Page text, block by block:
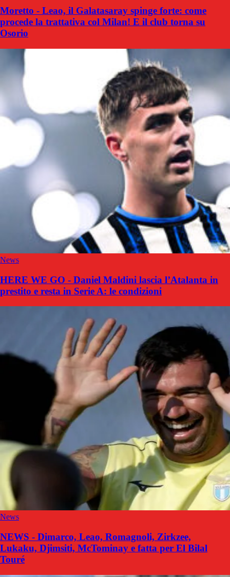
Moretto - Leao, il Galatasaray spinge forte: come
procede la trattativa col Milan! E il club torna su
Osorio
News
HERE WE GO - Daniel Maldini lascia l’Atalanta in
prestito e resta in Serie A: le condizioni
News
NEWS - Dimarco, Leao, Romagnoli, Zirkzee,
Lukaku, Djimsiti, McTominay e fatta per El Bilal
Touré